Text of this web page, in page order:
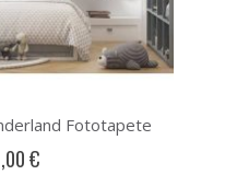
Fototapete
€